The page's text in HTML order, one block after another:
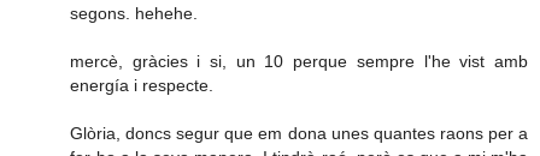
segons. hehehe.
mercè, gràcies i si, un 10 perque sempre l'he vist amb
energía i respecte.
Glòria, doncs segur que em dona unes quantes raons per a